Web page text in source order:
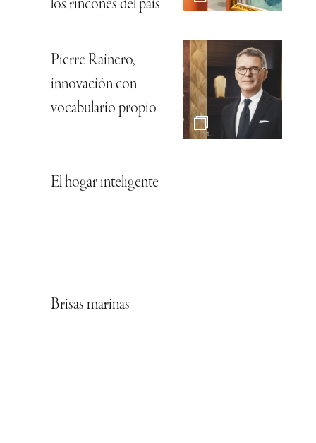
los rincones del país
Pierre Rainero,
innovación con
vocabulario propio
El hogar inteligente
Brisas marinas